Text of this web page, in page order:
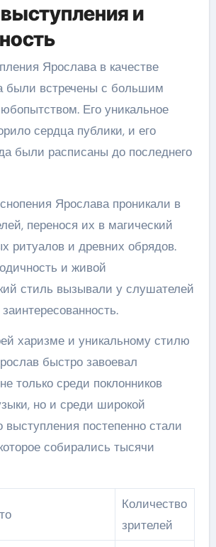
и
Ярослава в качестве
были встречены с большим
Его уникальное
сердца публики, и его
были расписаны до последнего
Ярослава проникали в
перенося их в магический
ритуалов и древних обрядов.
и живой
стиль вызывали у слушателей
харизме и уникальному стилю
быстро завоевал
только среди поклонников
но и среди широкой
выступления постепенно стали
собирались тысячи
Количество
зрителей